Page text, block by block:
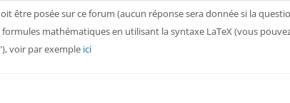
être posée sur ce forum (aucun réponse sera donnée si la
mathématiques en utilisant la syntaxe LaTeX (vous
voir par exemple ici